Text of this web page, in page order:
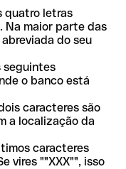
quatro letras
Na maior parte das
do seu
seguintes
o banco está
caracteres são
a localização da
caracteres
vires ""XXX"", isso